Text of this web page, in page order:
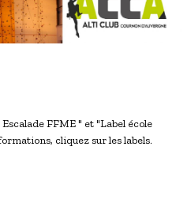
FFME " et "Label école
cliquez sur les labels.